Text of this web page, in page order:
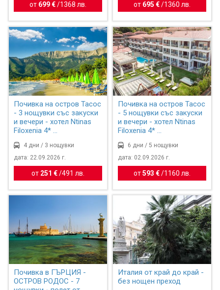
от 699 € / 1368 лв. от 695 €/ 1360 лв.
Почивка на остров Тасос
- 3 нощувки със закуски
и вечери - хотел Ntinas
Filoxenia 4* ...
4 дни / 3 нощувки
дата: 22.09.2026 г.
от 251 € /491 лв.
Почивка на остров Тасос
- 5 нощувки със закуски
и вечери - хотел Ntinas
Filoxenia 4* ...
6 дни / 5 нощувки
дата: 02.09.2026 г.
от593 €/ 1160 лв.
Почивка в ГЪРЦИЯ -
ОСТРОВ РОДОС - 7
Италия от край до край -
без нощен преход